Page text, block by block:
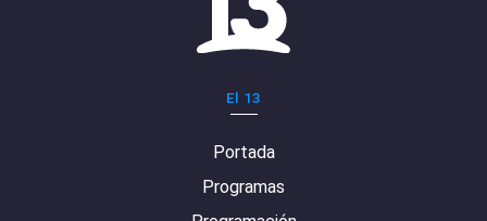
El 13
Portada
Programas